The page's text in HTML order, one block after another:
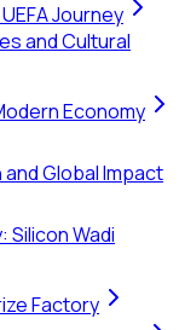
Journey
and Cultural
Economy
Global Impact
Wadi
Factory